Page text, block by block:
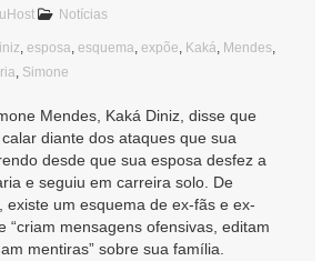
Notícias
esposa esquema expõe Kaká Mendes
Simone
Mendes, Kaká Diniz, disse que
diante dos ataques que sua
desde que sua esposa desfez a
e seguiu em carreira solo. De
existe um esquema de ex-fãs e ex-
“criam mensagens ofensivas, editam
mentiras” sobre sua família.